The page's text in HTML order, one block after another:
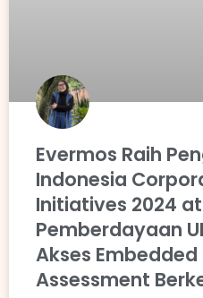
Evermos Raih
Indonesia
Initiatives 2024
Pemberdayaan
Akses Embedded
Assessment